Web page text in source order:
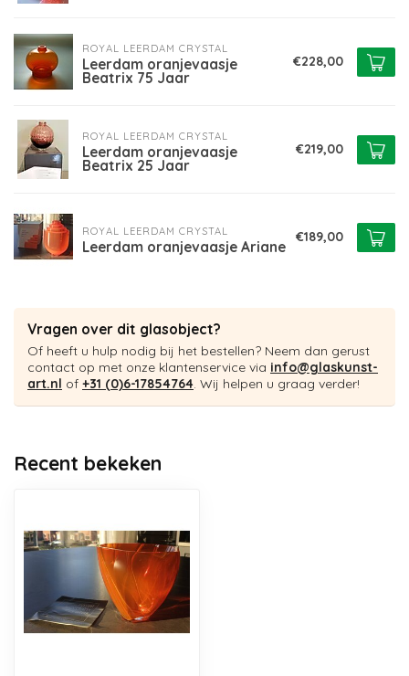
ROYAL LEERDAM CRYSTAL
Leerdam oranjevaasje
Beatrix 75 Jaar
€228,00
ROYAL LEERDAM CRYSTAL
Leerdam oranjevaasje
Beatrix 25 Jaar
€219,00
ROYAL LEERDAM CRYSTAL
Leerdam oranjevaasje Ariane
€189,00
Vragen over dit glasobject?
Of heeft u hulp nodig bij het bestellen? Neem dan gerust
contact op met onze klantenservice via info@glaskunst-
art.nl of +31 (0)6-17854764. Wij helpen u graag verder!
Recent bekeken